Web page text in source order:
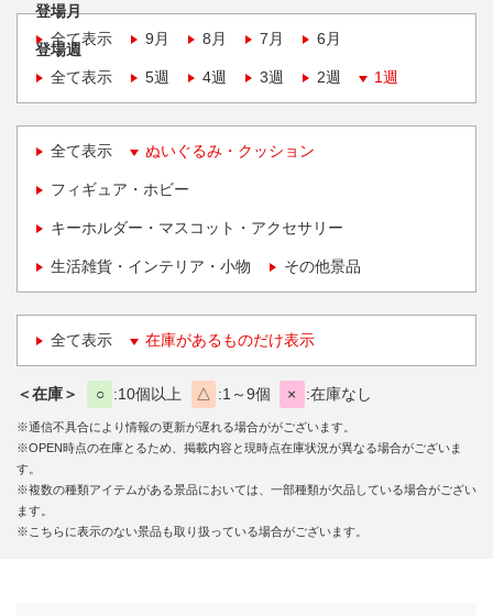
登場月
全て表示
9月 8月 7月 6月
登場週
全て表示
5週 4週 3週 2週 1週
全て表示 ぬいぐるみ・クッション
フィギュア・ホビー
キーホルダー・マスコット・アクセサリー
生活雑貨・インテリア・小物 その他景品
全て表示 在庫があるものだけ表示
＜在庫＞ ○ 10個以上 △ 1～9個 × 在庫なし
※通信不具合により情報の更新が遅れる場合ががございます。
※OPEN時点の在庫とるため、掲載内容と現時点在庫状況が異なる場合がございま
す。
※複数の種類アイテムがある景品においては、一部種類が欠品している場合がござい
ます。
※こちらに表示のない景品も取り扱っている場合がございます。